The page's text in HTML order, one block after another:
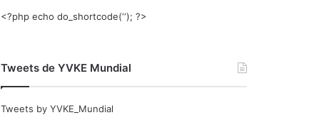
<?php echo do_shortcode(‘‘); ?>
Tweets de YVKE Mundial
Tweets by YVKE_Mundial